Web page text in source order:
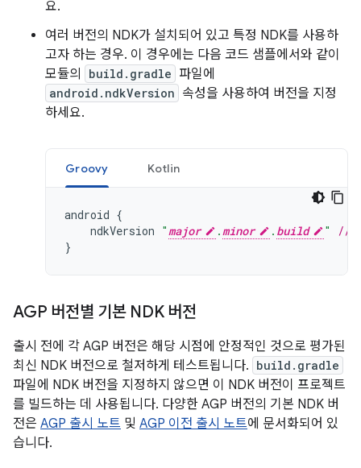
요.
여러 버전의 NDK가 설치되어 있고 특정 NDK를 사용하
고자 하는 경우. 이 경우에는 다음 코드 샘플에서와 같이
모듈의
build.gradle 파일에
android.ndkVersion 속성을 사용하여 버전을 지정
하세요.
Groovy Kotlin
android {
ndkVersion " major . minor . build "
//
}
AGP 버전별 기본 NDK 버전
출시 전에 각 AGP 버전은 해당 시점에 안정적인 것으로 평가된
최신 NDK 버전으로 철저하게 테스트됩니다. build.gradle
파일에 NDK 버전을 지정하지 않으면 이 NDK 버전이 프로젝트
를 빌드하는 데 사용됩니다. 다양한 AGP 버전의 기본 NDK 버
전은 AGP 출시 노트 및 AGP 이전 출시 노트에 문서화되어 있
습니다.